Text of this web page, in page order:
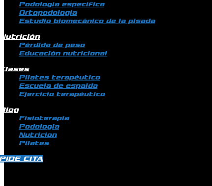
Podología específica
Ortopodología
Estudio biomecánico de la pisada
Pérdida de peso
Educación nutricional
Pilates terapéutico
Escuela de espalda
Ejercicio terapéutico
Fisioterapia
Podologia
Nutricion
Pilates
CITA